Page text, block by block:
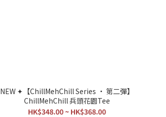
NEW ✦【ChillMehChill Series • 第二彈】
ChillMehChill 兵頭花園Tee
HK$348.00 ~ HK$368.00